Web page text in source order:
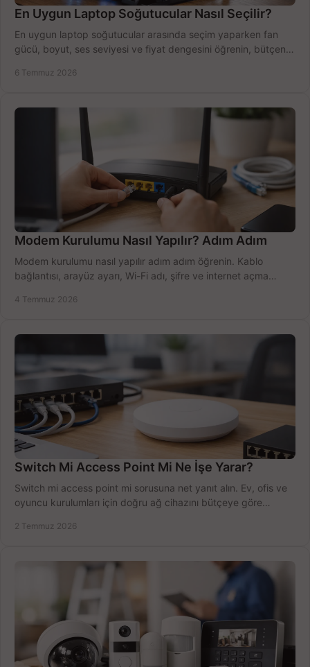
En Uygun Laptop Soğutucular Nasıl Seçilir?
En uygun laptop soğutucular arasında seçim yaparken fan
gücü, boyut, ses seviyesi ve fiyat dengesini öğrenin, bütçenizi
6 Temmuz 2026
Modem Kurulumu Nasıl Yapılır? Adım Adım
Modem kurulumu nasıl yapılır adım adım öğrenin. Kablo
bağlantısı, arayüz ayarı, Wi-Fi adı, şifre ve internet açma
4 Temmuz 2026
Switch Mi Access Point Mi Ne İşe Yarar?
Switch mi access point mi sorusuna net yanıt alın. Ev, ofis ve
oyuncu kurulumları için doğru ağ cihazını bütçeye göre
2 Temmuz 2026